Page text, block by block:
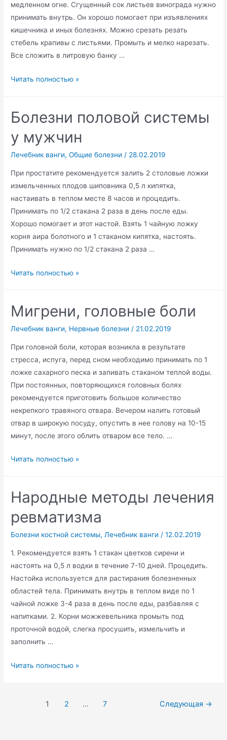
медленном огне. Сгущенный сок листьев винограда нужно
принимать внутрь. Он хорошо помогает при изъявлениях
кишечника и иных болезнях. Можно срезать резать
стебель крапивы с листьями. Промыть и мелко нарезать.
Все сложить в литровую банку …
При
и
кишечника
Читать полностью »
Болезни половой системы
у мужчин
Лечебник ванги,Общие болезни / 28.02.2019
При простатите рекомендуется залить 2 столовые ложки
измельченных плодов шиповника 0,5 л кипятка,
настаивать в теплом месте 8 часов и процедить.
Принимать по 1/2 стакана 2 раза в день после еды.
Хорошо помогает и этот настой. Взять 1 чайную ложку
корня аира болотного и 1 стаканом кипятка, настоять.
Принимать нужно по 1/2 стакана 2 раза …
Болезни
у
Читать полностью »
Мигрени, головные боли
Лечебник ванги, Нервные болезни / 21.02.2019
При головной боли, которая возникла в результате
стресса, испуга, перед сном необходимо принимать по 1
ложке сахарного песка и запивать стаканом теплой воды.
При постоянных, повторяющихся головных болях
рекомендуется приготовить большое количество
некрепкого травяного отвара. Вечером налить готовый
отвар в широкую посуду, опустить в нее голову на 10-15
минут, после этого облить отваром все тело. …
Мигрени,
Читать полностью »
Народные методы лечения
ревматизма
Болезни костной системы,Лечебник ванги /12.02.2019
1. Рекомендуется взять 1 стакан цветков сирени и
настоять на 0,5 л водки в течение 7-10 дней. Процедить.
Настойка используется для растирания болезненных
областей тела. Принимать внутрь в теплом виде по 1
чайной ложке 3-4 раза в день после еды, разбавляя с
напитками. 2. Корни можжевельника промыть под
проточной водой, слегка просушить, измельчить и
заполнить …
Народные
ревматизма
Читать полностью »
1 2 … 7 Следующая →